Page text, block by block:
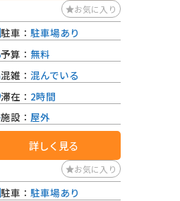
お気に入り
駐車： 駐車場あり
予算： 無料
混雑： 混んでいる
滞在： 2時間
施設： 屋外
詳しく見る
お気に入り
駐車： 駐車場あり